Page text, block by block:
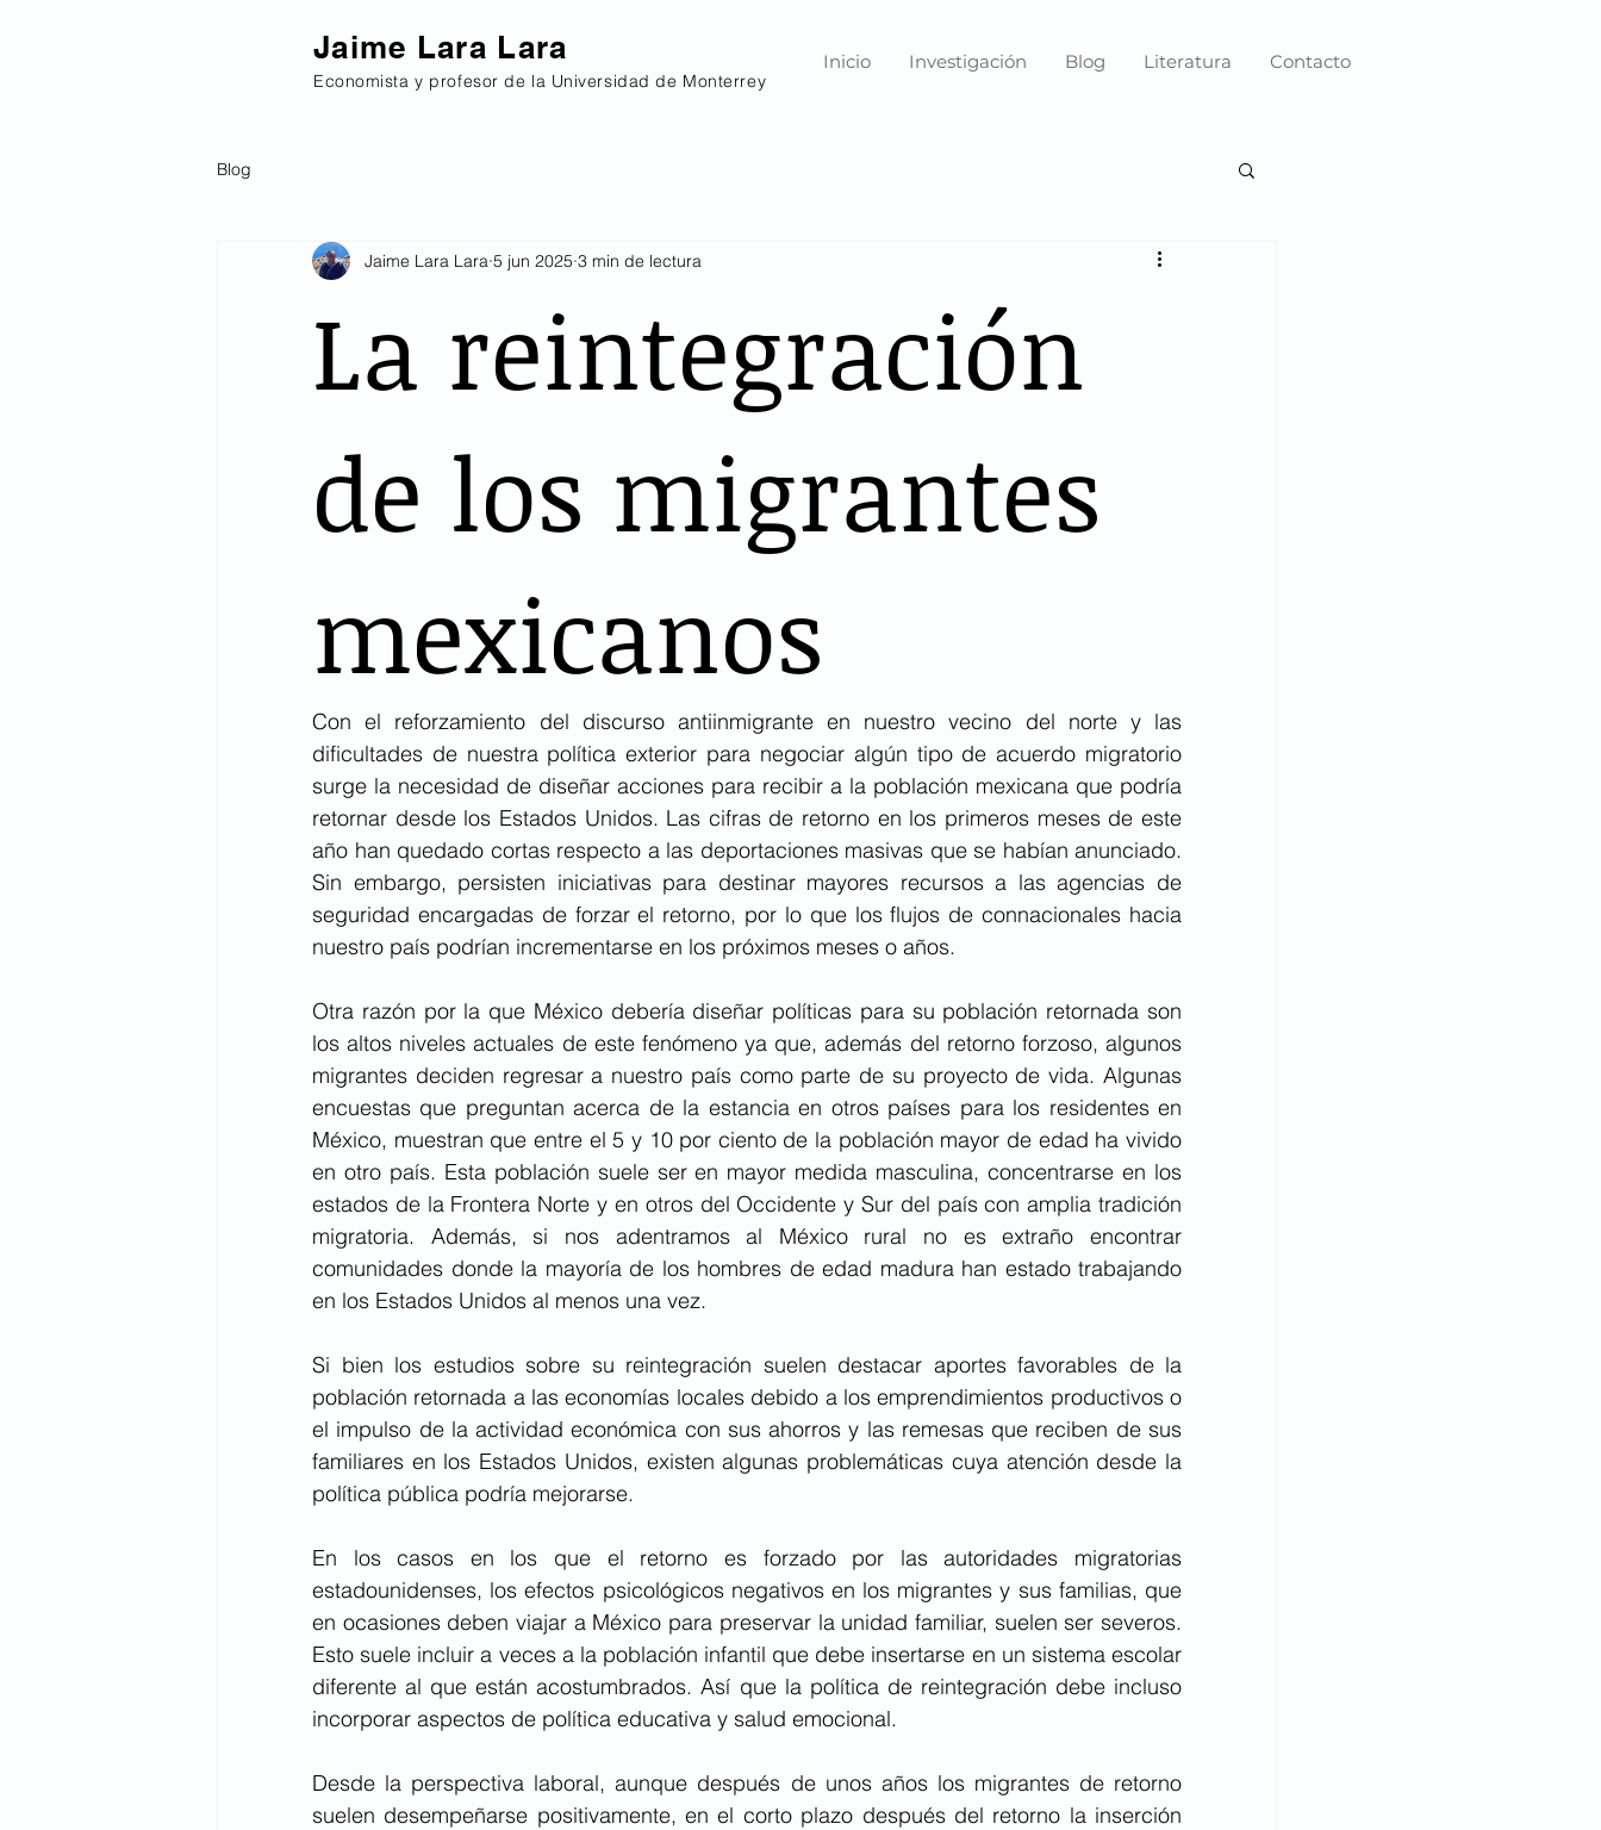
Jaime Lara Lara
Economista y profesor de la Universidad de Monterrey
Inicio Investigación Blog Literatura Contacto
Blog
La reintegración
de los migrantes
mexicanos
Jaime Lara Lara 5 jun 2025 3 min de lectura
Con el reforzamiento del discurso antiinmigrante en nuestro vecino del norte y las
dificultades de nuestra política exterior para negociar algún tipo de acuerdo migratorio
surge la necesidad de diseñar acciones para recibir a la población mexicana que podría
retornar desde los Estados Unidos. Las cifras de retorno en los primeros meses de este
año han quedado cortas respecto a las deportaciones masivas que se habían anunciado.
Sin embargo, persisten iniciativas para destinar mayores recursos a las agencias de
seguridad encargadas de forzar el retorno, por lo que los flujos de connacionales hacia
nuestro país podrían incrementarse en los próximos meses o años.
Otra razón por la que México debería diseñar políticas para su población retornada son
los altos niveles actuales de este fenómeno ya que, además del retorno forzoso, algunos
migrantes deciden regresar a nuestro país como parte de su proyecto de vida. Algunas
encuestas que preguntan acerca de la estancia en otros países para los residentes en
México, muestran que entre el 5 y 10 por ciento de la población mayor de edad ha vivido
en otro país. Esta población suele ser en mayor medida masculina, concentrarse en los
estados de la Frontera Norte y en otros del Occidente y Sur del país con amplia tradición
migratoria. Además, si nos adentramos al México rural no es extraño encontrar
comunidades donde la mayoría de los hombres de edad madura han estado trabajando
en los Estados Unidos al menos una vez.
Si bien los estudios sobre su reintegración suelen destacar aportes favorables de la
población retornada a las economías locales debido a los emprendimientos productivos o
el impulso de la actividad económica con sus ahorros y las remesas que reciben de sus
familiares en los Estados Unidos, existen algunas problemáticas cuya atención desde la
política pública podría mejorarse.
En los casos en los que el retorno es forzado por las autoridades migratorias
estadounidenses, los efectos psicológicos negativos en los migrantes y sus familias, que
en ocasiones deben viajar a México para preservar la unidad familiar, suelen ser severos.
Esto suele incluir a veces a la población infantil que debe insertarse en un sistema escolar
diferente al que están acostumbrados. Así que la política de reintegración debe incluso
incorporar aspectos de política educativa y salud emocional.
Desde la perspectiva laboral, aunque después de unos años los migrantes de retorno
suelen desempeñarse positivamente, en el corto plazo después del retorno la inserción